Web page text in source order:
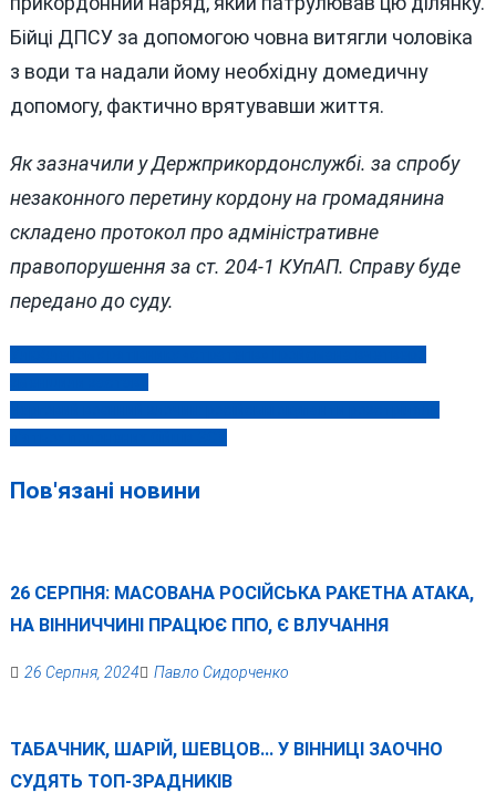
Бійці ДПСУ за допомогою човна витягли чоловіка
з води та надали йому необхідну домедичну
допомогу, фактично врятувавши життя.
Як зазначили у Держприкордонслужбі. за спробу
незаконного перетину кордону на громадянина
складено протокол про адміністративне
правопорушення за ст. 204-1 КУпАП. Справу буде
передано до суду.
Навігація
записів
Пов'язані новини
26 СЕРПНЯ: МАСОВАНА РОСІЙСЬКА РАКЕТНА АТАКА,
НА ВІННИЧЧИНІ ПРАЦЮЄ ППО, Є ВЛУЧАННЯ
26 Серпня, 2024 Павло Сидорченко
ТАБАЧНИК, ШАРІЙ, ШЕВЦОВ… У ВІННИЦІ ЗАОЧНО
СУДЯТЬ ТОП-ЗРАДНИКІВ